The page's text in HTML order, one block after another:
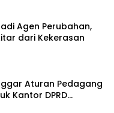
Agen Perubahan,
dari Kekerasan
Aturan Pedagang
Kantor DPRD